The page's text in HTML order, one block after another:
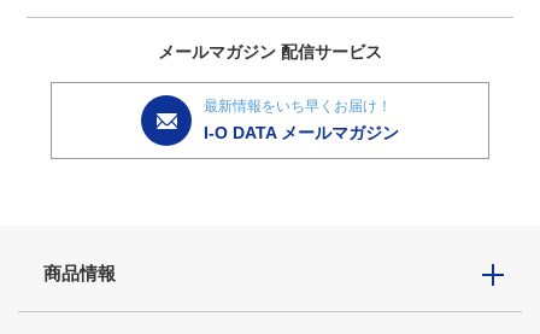
メールマガジン 配信サービス
最新情報をいち早くお届け！
I-O DATA メールマガジン
商品情報